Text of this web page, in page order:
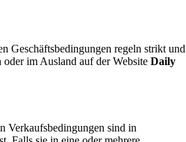
Geschäftsbedingungen regeln strikt und
im Ausland auf der Website Daily
Verkaufsbedingungen sind in